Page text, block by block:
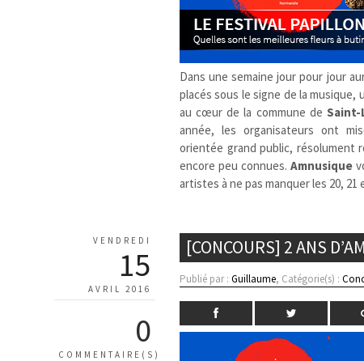
Dans une semaine jour pour jour
placés sous le signe de la
au cœur de la commune de Saint-
année, les organisateurs ont
orientée grand public, résolument
encore peu connues. Amnusique
artistes à ne pas manquer les 20,
VENDREDI
15
AVRIL 2016
0
COMMENTAIRE(S)
[CONCOURS] 2 ANS
Publié par :Guillaume, Catégorie(s) :